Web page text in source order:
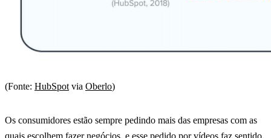
(Fonte: HubSpotvia Oberlo)
Os consumidores estão sempre pedindo mais das empresas com as